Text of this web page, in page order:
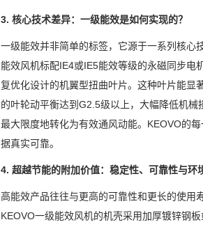
3. 核心技术差异：一级能效是如何实现的？
一级能效并非简单的标签，它源于一系列核心
能效风机标配IE4或IE5能效等级的永磁同步电
复优化设计的机翼型扭曲叶片。这种叶片能显
的叶轮动平衡达到G2.5级以上，大幅降低机
最大限度地转化为有效通风动能。KEOVO的
据真实可靠。
4. 超越节能的附加价值：稳定性、可靠性与环
高能效产品往往与更高的可靠性和更长的使用
KEOVO一级能效风机的机壳采用加厚镀锌钢